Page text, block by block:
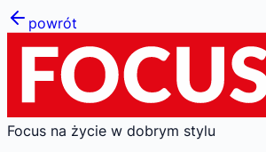
powrót
Focus na życie w dobrym stylu